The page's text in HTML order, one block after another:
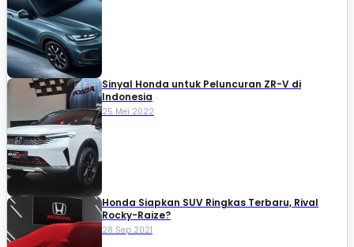
Sinyal Honda untuk Peluncuran ZR-V di
Indonesia
25 Mei 2022
Honda Siapkan SUV Ringkas Terbaru, Rival
Rocky-Raize?
28 Sep 2021